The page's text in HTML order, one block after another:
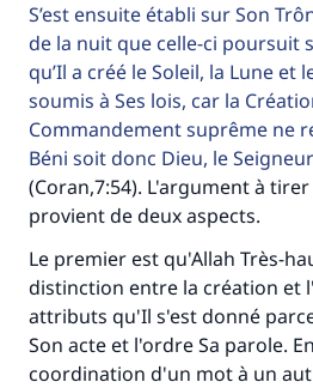
S’est ensuite établi sur Son
de la nuit que celle-ci poursuit
qu’Il a créé le Soleil, la Lune et
soumis à Ses lois, car la
Commandement suprême ne
Béni soit donc Dieu, le
(Coran,7:54). L'argument à
provient de deux aspects.
Le premier est qu'Allah Très-
distinction entre la création et
attributs qu'Il s'est donné
Son acte et l'ordre Sa parole.
coordination d'un mot à un